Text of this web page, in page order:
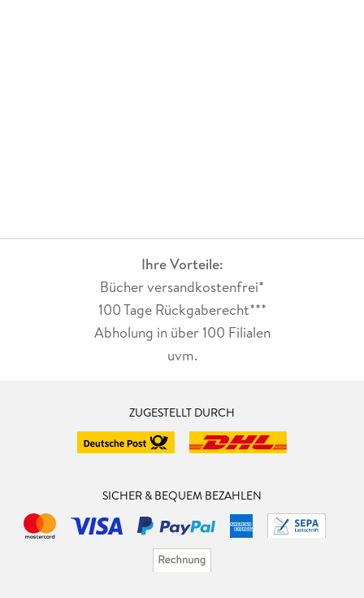
Ihre Vorteile:
Bücher versandkostenfrei*
100 Tage Rückgaberecht***
Abholung in über 100 Filialen
uvm.
ZUGESTELLT DURCH
SICHER & BEQUEM BEZAHLEN